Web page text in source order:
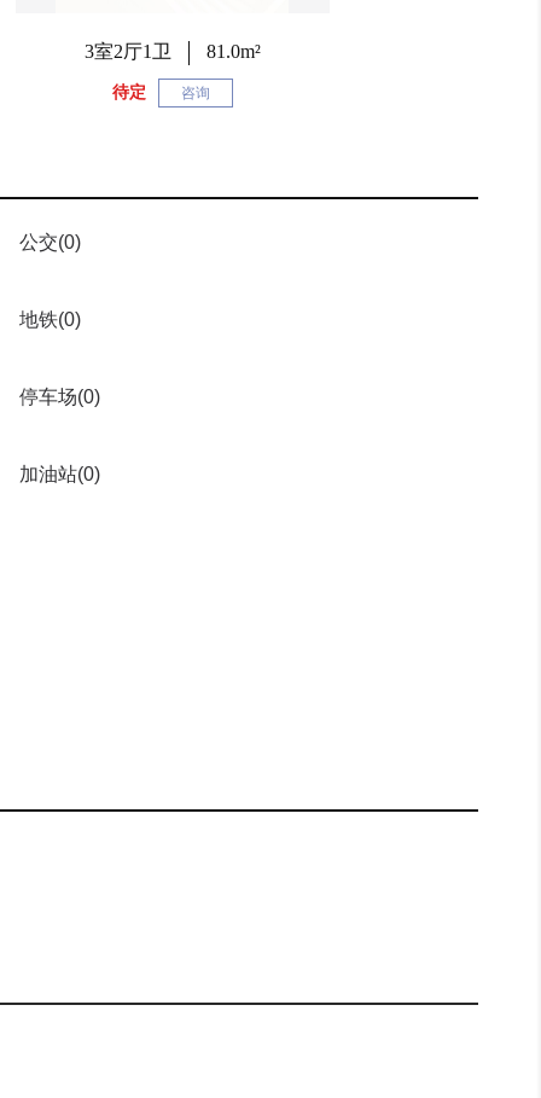
3室2厅1卫 81.0m²
待定 咨询
公交(0)
地铁(0)
停车场(0)
加油站(0)